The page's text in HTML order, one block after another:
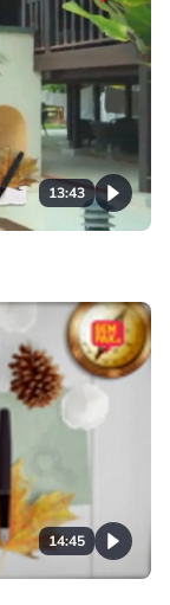
13:43
14:45